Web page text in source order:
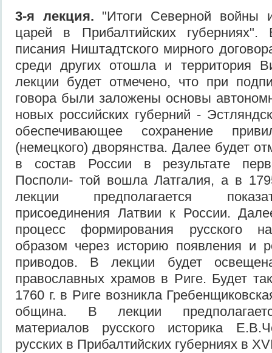
3-я лекция. "Итоги Северной войны
царей в Прибалтийских
писания Ништадтского мирного
среди других отошла и территория
лекции будет отмечено, что при
говора были заложены основы
новых российских губерний -
обеспечивающее сохранение
(немец­кого) дворянства. Далее будет
в состав России в результате
Посполи- той вошла Латгалия, а в
лекции предполагается
присоединения Латвии к России.
процесс формирования русского
образом через историю появ­ления и
приводов. В лекции будет
православных храмов в Риге. Будет
1760 г. в Риге возникла
община. В лекции
материалов русского историка
русских в Прибалтийских губерниях в